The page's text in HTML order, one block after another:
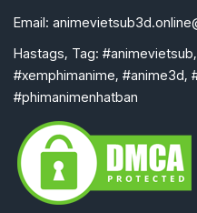
Email:
Hastags, Tag:
#xemphimanime, #anime3d,
#phimanimenhatban